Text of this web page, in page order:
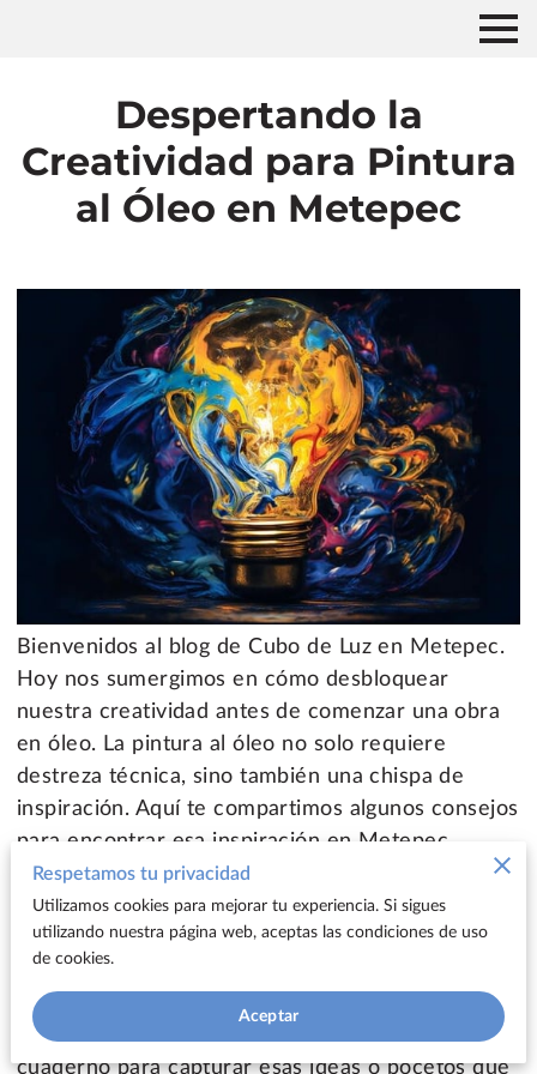
Despertando la
Creatividad para Pintura
al Óleo en Metepec
Bienvenidos al blog de Cubo de Luz en Metepec.
Hoy nos sumergimos en cómo desbloquear
nuestra creatividad antes de comenzar una obra
en óleo. La pintura al óleo no solo requiere
destreza técnica, sino también una chispa de
inspiración. Aquí te compartimos algunos consejos
para encontrar esa inspiración en Metepec.
1. Encuentra Inspiración en Metepec: Antes de
tomar los pinceles, observa la riqueza cultural y
natural de Metepec. Sus paisajes, arquitectura
tradicional y las historias de su gente pueden ser
fuentes inagotables de inspiración. Lleva un
cuaderno para capturar esas ideas o bocetos que
Respetamos tu privacidad
Utilizamos cookies para mejorar tu experiencia. Si sigues
utilizando nuestra página web, aceptas las condiciones de uso
de cookies.
Aceptar